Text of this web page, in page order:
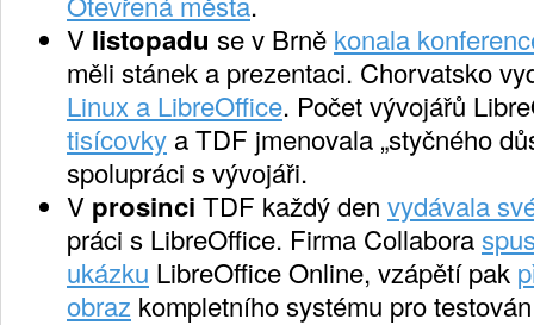
V listopadu se v Brně konala
měli stánek a prezentaci. Chorvatsko
Linux a LibreOffice. Počet vývojářů
tisícovky a TDF jmenovala „styčného
spolupráci s vývojáři.
V prosinci TDF každý den vydávala
práci s LibreOffice. Firma Collabora
ukázku LibreOffice Online, vzápětí pak
obraz kompletního systému pro